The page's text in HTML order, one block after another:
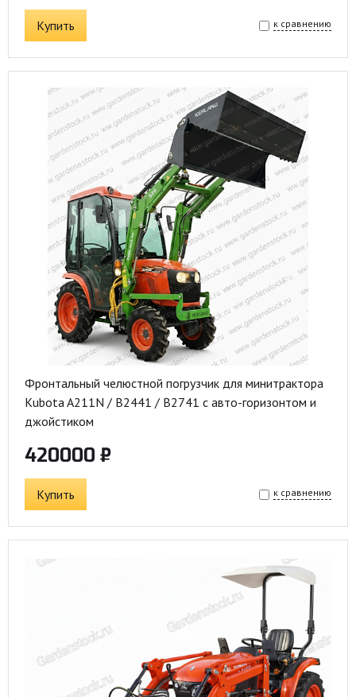
Купить к сравнению
Фронтальный челюстной погрузчик для минитрактора
Kubota A211N / B2441 / B2741 с авто-горизонтом и
джойстиком
420000 ₽
Купить к сравнению